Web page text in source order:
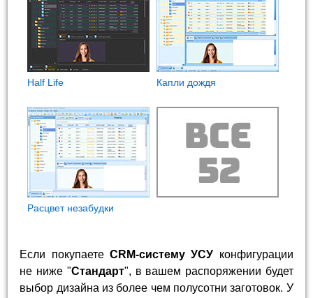
Half Life Капли дождя
Расцвет незабудки
Если покупаете CRM-систему УСУ конфигурации
не ниже "Стандарт", в вашем распоряжении будет
выбор дизайна из более чем полусотни заготовок. У